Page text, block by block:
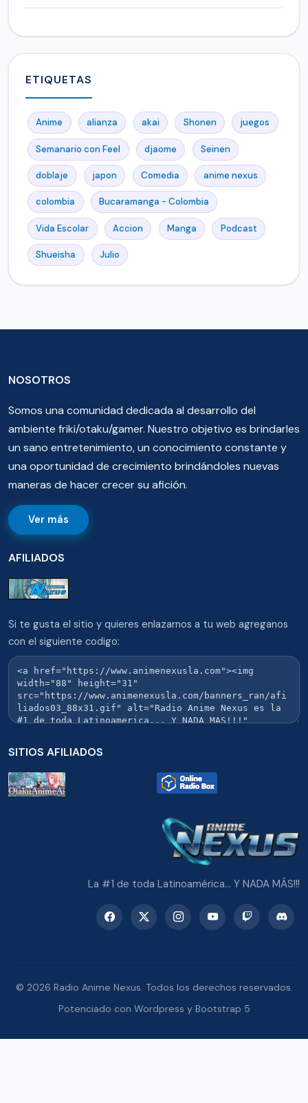
ETIQUETAS
Anime alianza akai Shonen juegos
Semanario con Feel djaome Seinen
doblaje japon Comedia anime nexus
colombia Bucaramanga - Colombia
Vida Escolar Accion Manga Podcast
Shueisha Julio
NOSOTROS
Somos una comunidad dedicada al desarrollo del
ambiente friki/otaku/gamer. Nuestro objetivo es brindarles
un sano entretenimiento, un conocimiento constante y
una oportunidad de crecimiento brindándoles nuevas
maneras de hacer crecer su afición.
Ver más
AFILIADOS
Si te gusta el sitio y quieres enlazarnos a tu web agreganos
con el siguiente codigo:
SITIOS AFILIADOS
La #1 de toda Latinoamérica... Y NADA MÁS!!!
© 2026 Radio Anime Nexus. Todos los derechos reservados.
Potenciado con Wordpress y Bootstrap 5